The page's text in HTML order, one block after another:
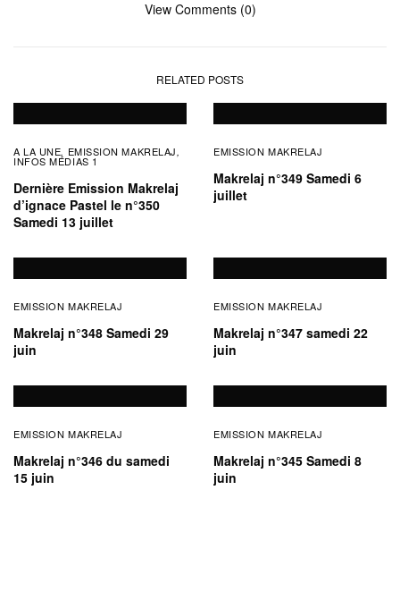
View Comments (0)
RELATED POSTS
A LA UNE, EMISSION MAKRELAJ,
INFOS MÉDIAS 1
Dernière Emission Makrelaj
d’ignace Pastel le n°350
Samedi 13 juillet
EMISSION MAKRELAJ
Makrelaj n°349 Samedi 6
juillet
EMISSION MAKRELAJ
Makrelaj n°348 Samedi 29
juin
EMISSION MAKRELAJ
Makrelaj n°347 samedi 22
juin
EMISSION MAKRELAJ
Makrelaj n°346 du samedi
15 juin
EMISSION MAKRELAJ
Makrelaj n°345 Samedi 8
juin